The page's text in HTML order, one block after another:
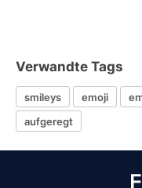
Verwandte Tags
smileys emoji
aufgeregt